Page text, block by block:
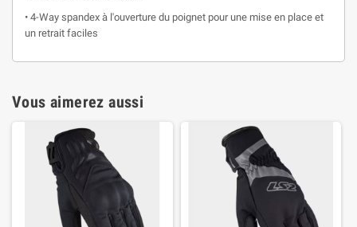
• 4-Way spandex à l'ouverture du poignet pour une mise en place et
un retrait faciles
Vous aimerez aussi